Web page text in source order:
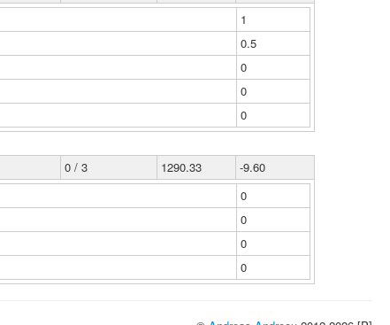
1
0.5
0
0
0
0 / 3 1290.33
-9.60
0
0
0
0